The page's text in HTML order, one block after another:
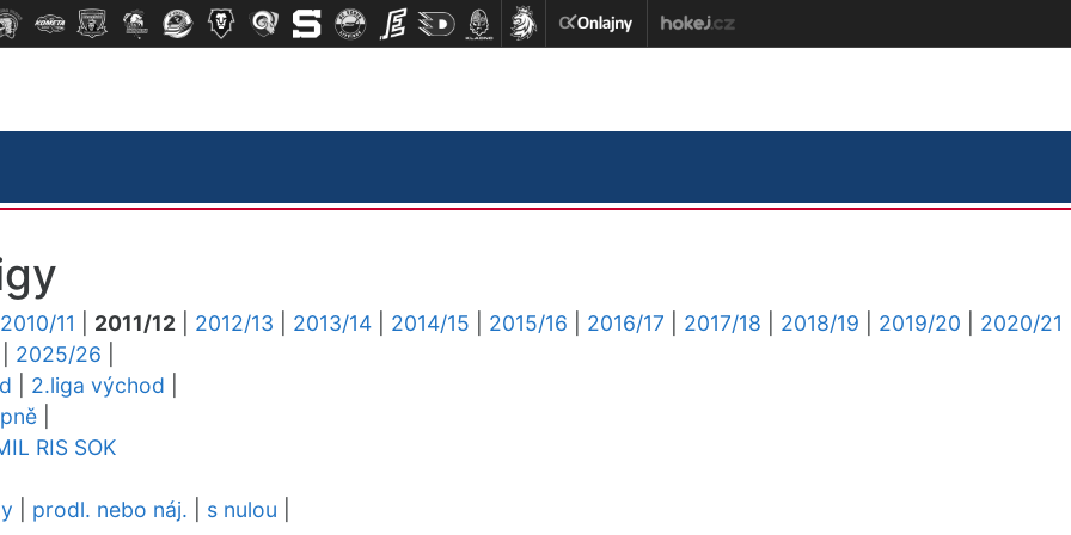
2010/11 2011/12 2012/13 2013/14 2014/15 2015/16 2016/17 2017/18 2018/19 2019/20
2020/21
2025/26
2.liga východ
RIS SOK
prodl. nebo náj. s nulou